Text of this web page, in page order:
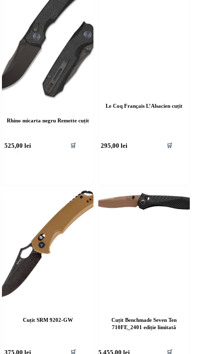
Rhino micarta negru Remette cuțit
525,00 lei 🛒
Le Coq Français L’Alsacien cuțit
295,00 lei 🛒
Cuțit SRM 9202-GW
375,00 lei 🛒
Cuțit Benchmade Seven Ten
710FE_2401 ediție limitată
5.455,00 lei 🛒